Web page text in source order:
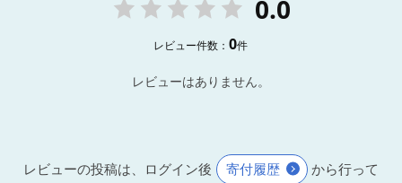
0.0
レビュー件数：0件
レビューはありません。
レビューの投稿は、ログイン後 寄付履歴
から行って